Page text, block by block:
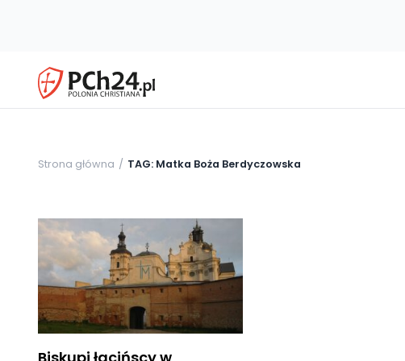
Strona główna TAG: Matka Boża Berdyczowska